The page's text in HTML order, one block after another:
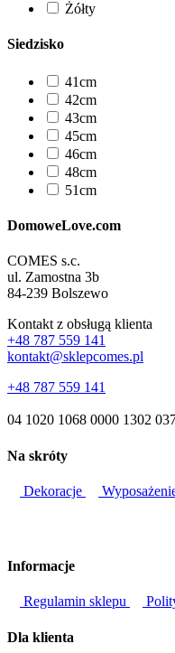
Żółty
Siedzisko
41cm
42cm
43cm
45cm
46cm
48cm
51cm
DomoweLove.com
COMES s.c.
ul. Zamostna 3b
84-239 Bolszewo
Kontakt z obsługą klienta
+48 787 559 141
kontakt@sklepcomes.pl
+48 787 559 141
04 1020 1068 0000 1302
Na skróty
Dekoracje
Informacje
Regulamin sklepu
Dla klienta